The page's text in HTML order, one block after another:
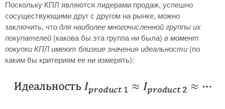
Поскольку КПЛ являются лидерами продаж, успешно
сосуществующими друг с другом на рынке, можно
заключить, чтодля наиболее многочисленной группы их
покупателей (какова бы эта группа ни была) в момент
покупки КПЛ имеют близкие значения идеальности (по
каким бы критериям ее ни измерять):